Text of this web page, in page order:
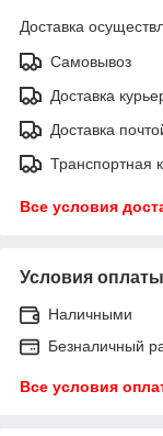
Доставка
Самовывоз
Доставка
Доставка
Транспортная
Все условия
Условия оплаты
Наличными
Безналичный
Все условия